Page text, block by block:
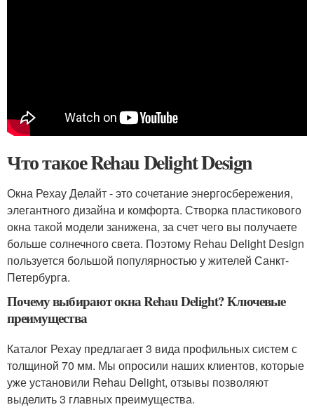
Что такое Rehau Delight Design
Окна Рехау Делайт - это сочетание энергосбережения,
элегантного дизайна и комфорта. Створка пластикового
окна такой модели занижена, за счет чего вы получаете
больше солнечного света. Поэтому Rehau Delight Design
пользуется большой популярностью у жителей Санкт-
Петербурга.
Почему выбирают окна Rehau Delight? Ключевые
преимущества
Каталог Рехау предлагает 3 вида профильных систем с
толщиной 70 мм. Мы опросили наших клиентов, которые
уже установили Rehau Delight, отзывы позволяют
выделить 3 главных преимущества.